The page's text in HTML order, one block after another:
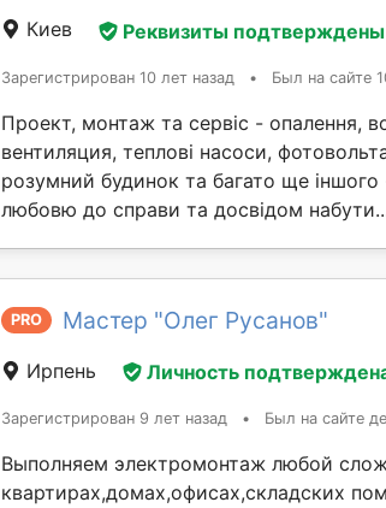
Киев Реквизиты подтверждены
Зарегистрирован 10 лет назад • Был на сайте
Проект, монтаж та сервіс - опалення,
вентиляция, теплові насоси,
розумний будинок та багато ще
любовю до справи та досвідом
PRO Мастер "Олег Русанов"
Ирпень Личность
Зарегистрирован 9 лет назад • Был на сайте
Выполняем электромонтаж любой
квартирах,домах,офисах,складских